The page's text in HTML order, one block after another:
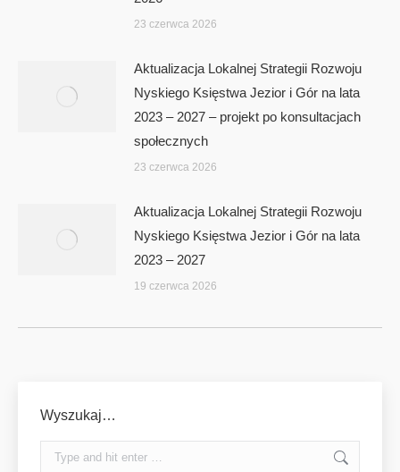
23 czerwca 2026
Aktualizacja Lokalnej Strategii Rozwoju
Nyskiego Księstwa Jezior i Gór na lata
2023 – 2027 – projekt po konsultacjach
społecznych
23 czerwca 2026
Aktualizacja Lokalnej Strategii Rozwoju
Nyskiego Księstwa Jezior i Gór na lata
2023 – 2027
19 czerwca 2026
Wyszukaj…
Search: